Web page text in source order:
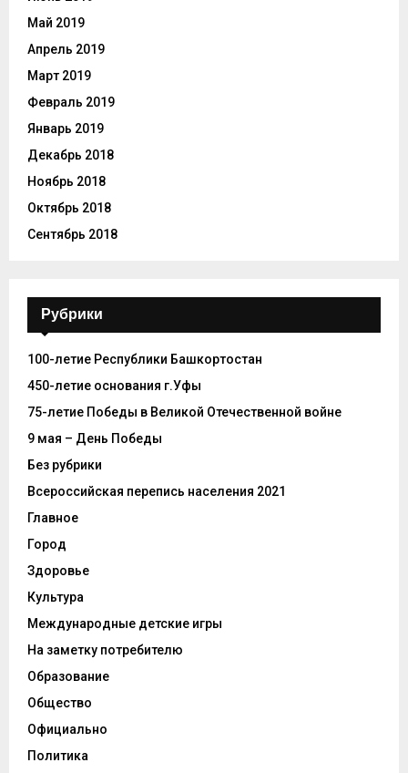
Май 2019
Апрель 2019
Март 2019
Февраль 2019
Январь 2019
Декабрь 2018
Ноябрь 2018
Октябрь 2018
Сентябрь 2018
Рубрики
100-летие Республики Башкортостан
450-летие основания г.Уфы
75-летие Победы в Великой Отечественной войне
9 мая – День Победы
Без рубрики
Всероссийская перепись населения 2021
Главное
Город
Здоровье
Культура
Международные детские игры
На заметку потребителю
Образование
Общество
Официально
Политика